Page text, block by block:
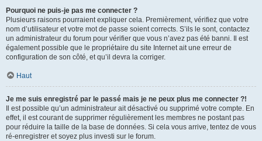
Pourquoi ne puis-je pas me connecter ?
Plusieurs raisons pourraient expliquer cela. Premièrement, vérifiez que votre
nom d’utilisateur et votre mot de passe soient corrects. S’ils le sont, contactez
un administrateur du forum pour vérifier que vous n’avez pas été banni. Il est
également possible que le propriétaire du site Internet ait une erreur de
configuration de son côté, et qu’il devra la corriger.
Haut
Je me suis enregistré par le passé mais je ne peux plus me connecter ?!
Il est possible qu’un administrateur ait désactivé ou supprimé votre compte. En
effet, il est courant de supprimer régulièrement les membres ne postant pas
pour réduire la taille de la base de données. Si cela vous arrive, tentez de vous
ré-enregistrer et soyez plus investi sur le forum.